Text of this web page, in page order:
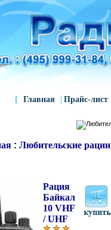
[ Главная Прайс-лист
: Любительские рации
Рация
Байкал
10 VHF
/ UHF